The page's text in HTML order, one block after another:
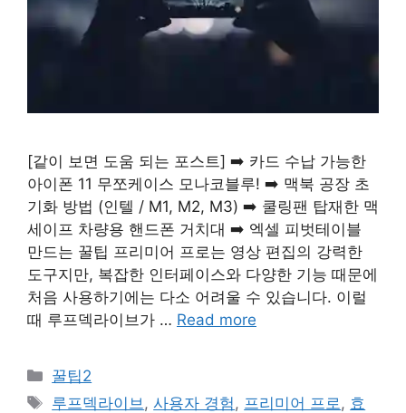
[같이 보면 도움 되는 포스트] ➡️ 카드 수납 가능한
아이폰 11 무쪼케이스 모나코블루! ➡️ 맥북 공장 초
기화 방법 (인텔 / M1, M2, M3) ➡️ 쿨링팬 탑재한 맥
세이프 차량용 핸드폰 거치대 ➡️ 엑셀 피벗테이블
만드는 꿀팁 프리미어 프로는 영상 편집의 강력한
도구지만, 복잡한 인터페이스와 다양한 기능 때문에
처음 사용하기에는 다소 어려울 수 있습니다. 이럴
때 루프덱라이브가 … Read more
Categories
꿀팁2
Tags
루프덱라이브 ,사용자 경험 , 프리미어 프로 , 효